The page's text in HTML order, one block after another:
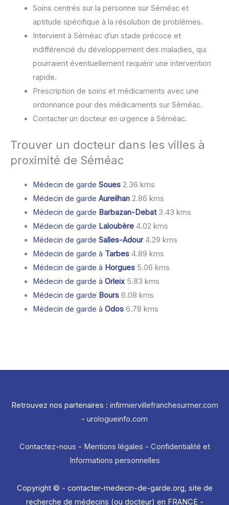
Soins centrés sur la personne sur Séméac et
aptitude spécifique à la résolution de problèmes.
Intervient à Séméac d’un stade précoce et
indifférencié du développement des maladies, qui
pourraient éventuellement requérir une intervention
rapide.
Prescription de soins et médicaments avec une
ordonnance pour des médicaments sur Séméac.
Contacter un docteur en urgence à Séméac.
Trouver un docteur dans les villes à
proximité de Séméac
Médecin de garde Soues2.36 kms
Médecin de garde Aureilhan2.86 kms
Médecin de garde Barbazan-Debat3.43 kms
Médecin de garde Laloubère4.02 kms
Médecin de garde Salles-Adour4.29 kms
Médecin de garde à Tarbes4.89 kms
Médecin de garde à Horgues5.06 kms
Médecin de garde à Orleix5.83 kms
Médecin de garde Bours6.08 kms
Médecin de garde à Odos6.78 kms
Retrouvez nos partenaires : infirmiervillefranchesurmer.com
- urologueinfo.com
Contactez-nous - Mentions légales - Confidentialité et
Informations personnelles
Copyright © - contacter-medecin-de-garde.org, site de
recherche de médecins (ou docteur) en FRANCE -